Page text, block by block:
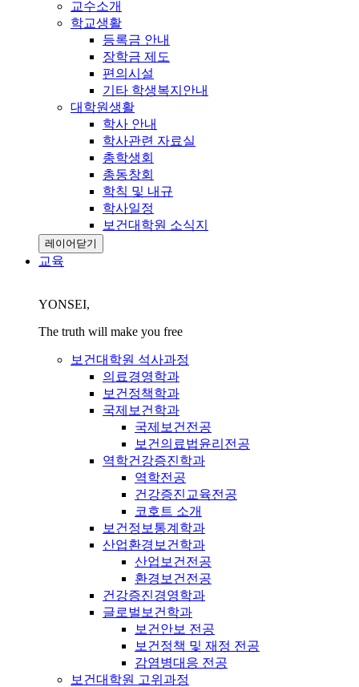
교수소개
학교생활
등록금 안내
장학금 제도
편의시설
기타 학생복지안내
대학원생활
학사 안내
학사관련 자료실
총학생회
총동창회
학칙 및 내규
학사일정
보건대학원 소식지
레이어닫기
교육
YONSEI,
The truth will make you free
보건대학원 석사과정
의료경영학과
보건정책학과
국제보건학과
국제보건전공
보건의료법윤리전공
역학건강증진학과
역학전공
건강증진교육전공
코호트 소개
보건정보통계학과
산업환경보건학과
산업보건전공
환경보건전공
건강증진경영학과
글로벌보건학과
보건안보 전공
보건정책 및 재정 전공
감염병대응 전공
보건대학원 고위과정